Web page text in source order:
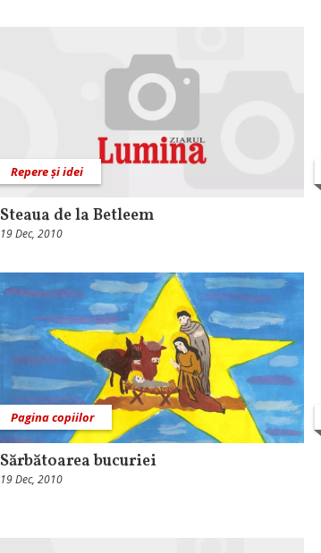
Repere și idei
Steaua de la Betleem
19 Dec, 2010
Pagina copiilor
Sărbătoarea bucuriei
19 Dec, 2010